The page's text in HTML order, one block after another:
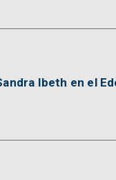
Ibeth en el